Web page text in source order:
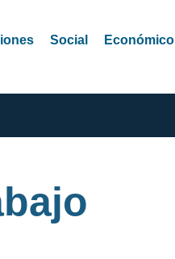
Social Económico